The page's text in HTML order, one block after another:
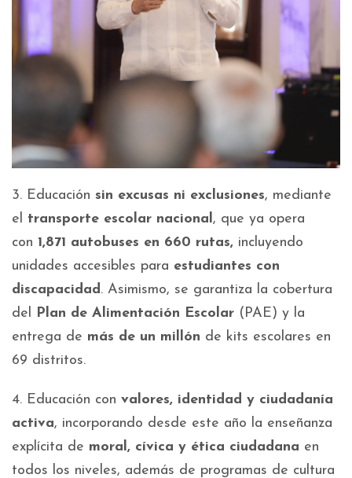
3. Educación sin excusas ni exclusiones, mediante
el transporte escolar nacional, que ya opera
con 1,871 autobuses en 660 rutas, incluyendo
unidades accesibles para estudiantes con
discapacidad. Asimismo, se garantiza la cobertura
del Plan de Alimentación Escolar (PAE) y la
entrega de más de un millón de kits escolares en
69 distritos.
4. Educación con valores, identidad y ciudadanía
activa, incorporando desde este año la enseñanza
explícita de moral, cívica y ética ciudadana en
todos los niveles, además de programas de cultura